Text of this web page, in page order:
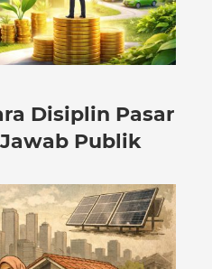
Disiplin Pasar
Publik